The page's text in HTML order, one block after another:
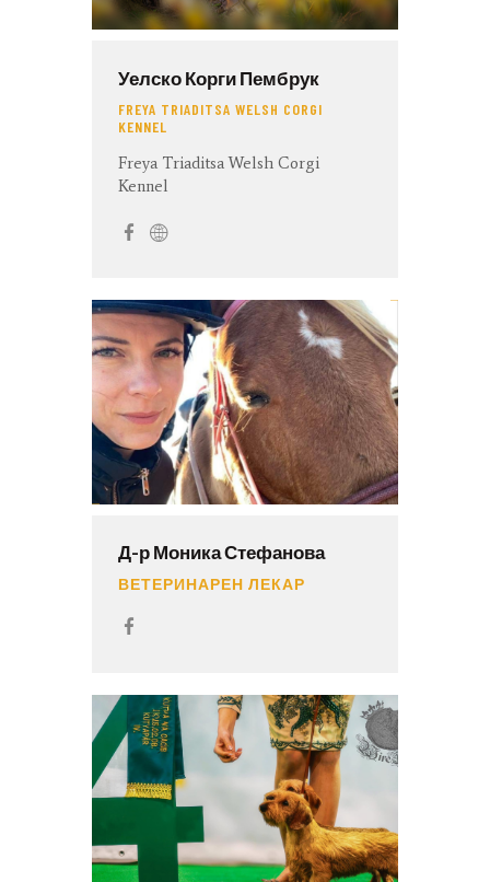
Уелско Корги Пембрук
FREYA TRIADITSA WELSH CORGI
KENNEL
Freya Triaditsa Welsh Corgi
Kennel
Д-р Моника Стефанова
ВЕТЕРИНАРЕН ЛЕКАР